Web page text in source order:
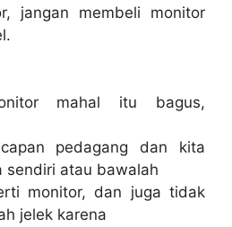
jangan membeli monitor
mahal itu bagus,
pedagang dan kita
sendiri atau bawalah
monitor, dan juga tidak
jelek karena